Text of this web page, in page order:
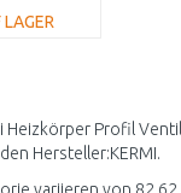
Heizkörper Profil
Hersteller:KERMI.